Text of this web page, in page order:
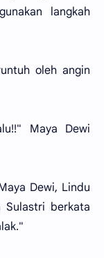
langkah
oleh angin
Maya Dewi
Dewi, Lindu
berkata